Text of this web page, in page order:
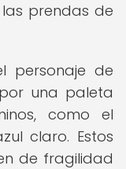
prendas de
personaje de
una paleta
como el
claro. Estos
de fragilidad